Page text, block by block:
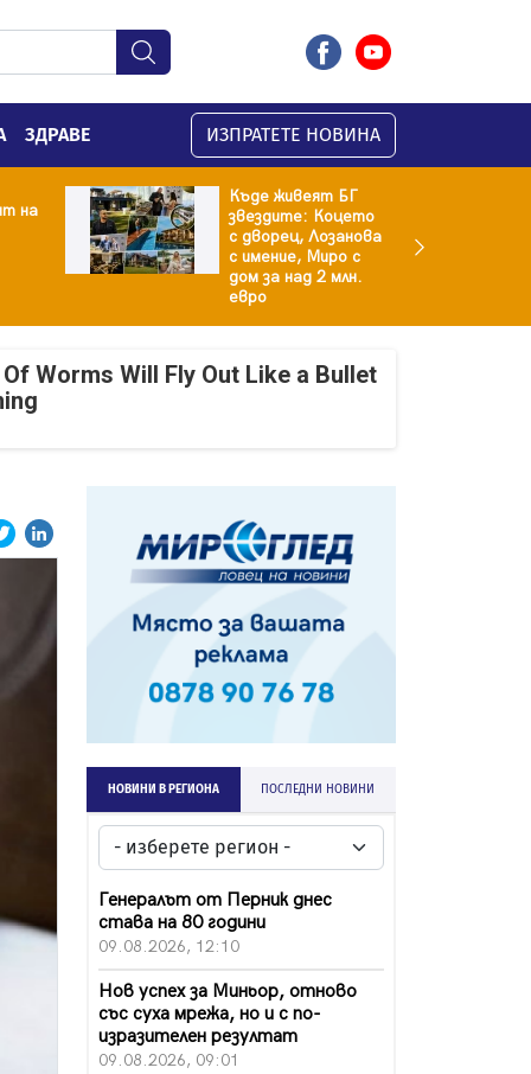
ЗДРАВЕ ИЗПРАТЕТЕ НОВИНА
на
Къде живеят БГ
звездите: Коцето
с дворец, Лозанова
с имение, Миро с
дом за над 2 млн.
евро
Worms Will Fly Out Like a Bullet
НОВИНИ В РЕГИОНА ПОСЛЕДНИ НОВИНИ
Генералът от Перник днес
става на 80 години
09.08.2026, 12:10
Нов успех за Миньор, отново
със суха мрежа, но и с по-
изразителен резултат
09.08.2026, 09:01